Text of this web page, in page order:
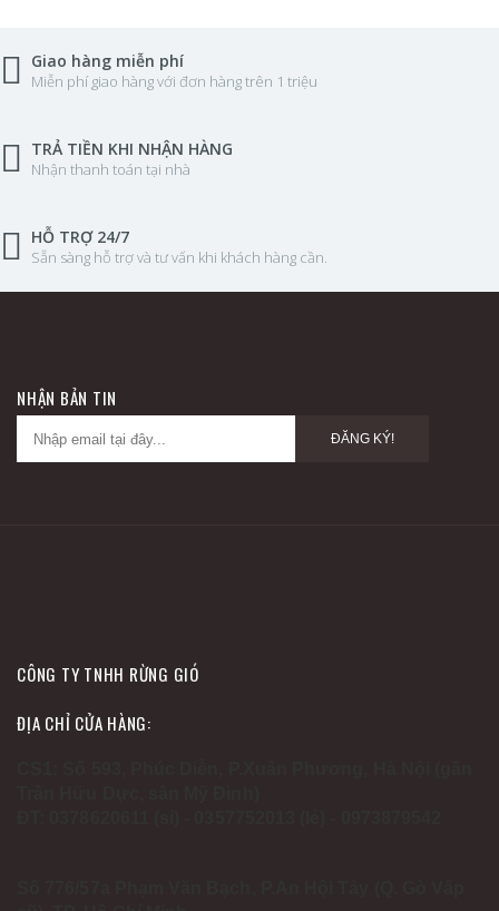
Giao hàng miễn phí
Miễn phí giao hàng với đơn hàng trên 1 triệu
TRẢ TIỀN KHI NHẬN HÀNG
Nhận thanh toán tại nhà
HỖ TRỢ 24/7
Sẵn sàng hỗ trợ và tư vấn khi khách hàng cần.
NHẬN BẢN TIN
ĐĂNG KÝ!
CÔNG TY TNHH RỪNG GIÓ
ĐỊA CHỈ CỬA HÀNG: